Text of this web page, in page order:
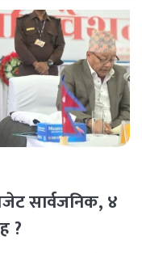
सार्वजनिक, ४
?